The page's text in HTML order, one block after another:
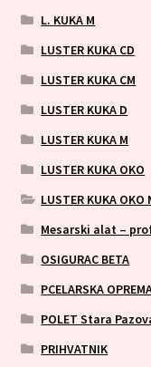
L. KUKA M
LUSTER KUKA CD
LUSTER KUKA CM
LUSTER KUKA D
LUSTER KUKA M
LUSTER KUKA OKO
LUSTER KUKA OKO
Mesarski alat –
OSIGURAC BETA
PCELARSKA
POLET Stara
PRIHVATNIK